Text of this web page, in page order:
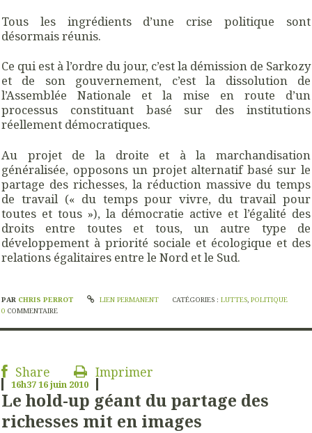
Tous les ingrédients d’une crise politique sont
désormais réunis.
Ce qui est à l’ordre du jour, c’est la démission de Sarkozy
et de son gouvernement, c’est la dissolution de
l’Assemblée Nationale et la mise en route d’un
processus constituant basé sur des institutions
réellement démocratiques.
Au projet de la droite et à la marchandisation
généralisée, opposons un projet alternatif basé sur le
partage des richesses, la réduction massive du temps
de travail (« du temps pour vivre, du travail pour
toutes et tous »), la démocratie active et l’égalité des
droits entre toutes et tous, un autre type de
développement à priorité sociale et écologique et des
relations égalitaires entre le Nord et le Sud.
PAR CHRIS PERROT LIEN PERMANENT CATÉGORIES :LUTTES,POLITIQUE
0 COMMENTAIRE
Share Imprimer
16h3716juin 2010
Le hold-up géant du partage des
richesses mit en images